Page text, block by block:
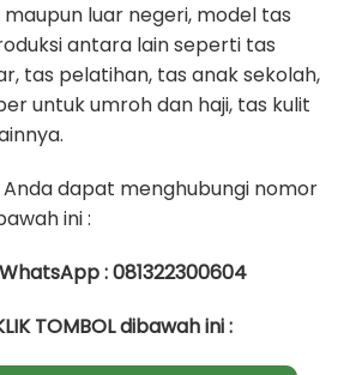
luar negeri, model tas
antara lain seperti tas
tas pelatihan, tas anak sekolah,
untuk umroh dan haji, tas kulit
dapat menghubungi nomor
ini :
: 081322300604
TOMBOL dibawah ini :